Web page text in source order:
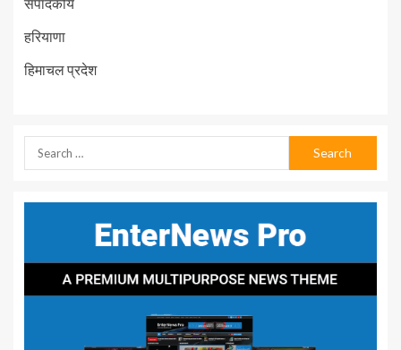
संपादकीय
हरियाणा
हिमाचल प्रदेश